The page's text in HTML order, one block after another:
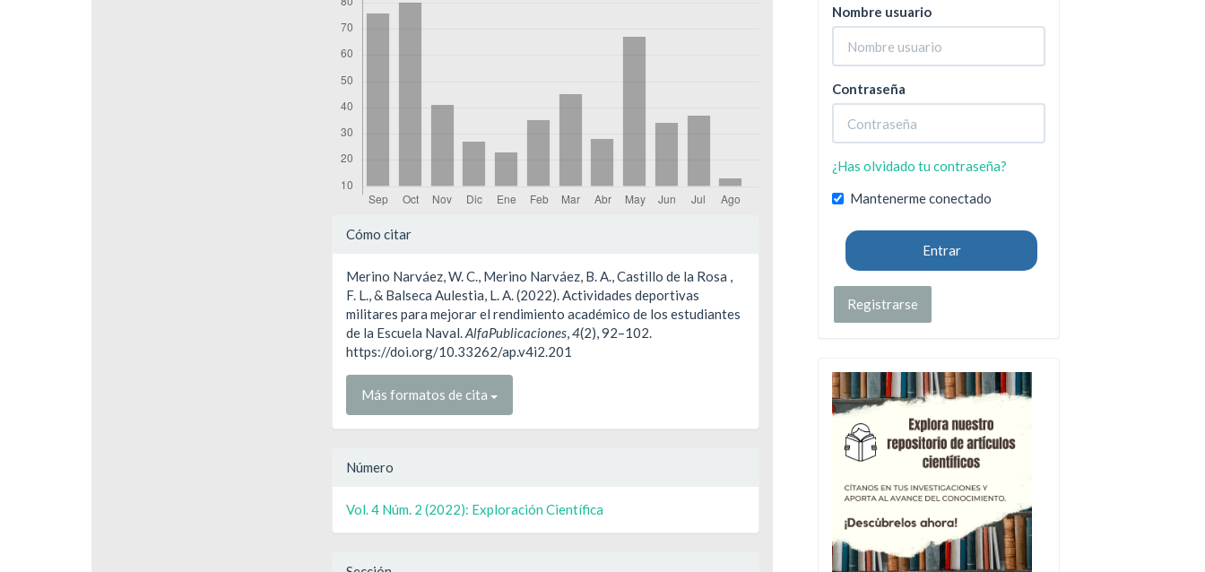
Detalles
artículo
Cómo citar
Merino Narváez, W. C., Merino Narváez, B. A., Castillo de la Rosa ,
F. L., & Balseca Aulestia, L. A. (2022). Actividades deportivas
militares para mejorar el rendimiento académico de los estudiantes
de la Escuela Naval.AlfaPublicaciones,4(2), 92–102.
https://doi.org/10.33262/ap.v4i2.201
Más formatos de cita
Número
Vol. 4 Núm. 2 (2022): Exploración Científica
Nombre usuario
Contraseña
¿Has olvidado tu contraseña?
Mantenerme conectado
Entrar
Registrarse